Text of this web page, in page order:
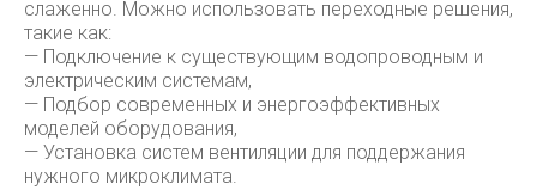
слаженно. Можно использовать переходные решения,
такие как:
— Подключение к существующим водопроводным и
электрическим системам,
— Подбор современных и энергоэффективных
моделей оборудования,
— Установка систем вентиляции для поддержания
нужного микроклимата.